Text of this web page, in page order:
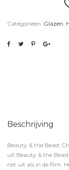
Categorieën: Glazen,
Beschrijving
Beauty & the Beast
uit Beauty & the
net uit als in de film.